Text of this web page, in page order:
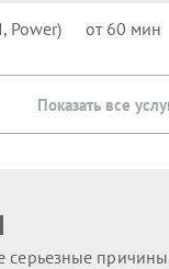
Power) 60
Показать все
серьезные